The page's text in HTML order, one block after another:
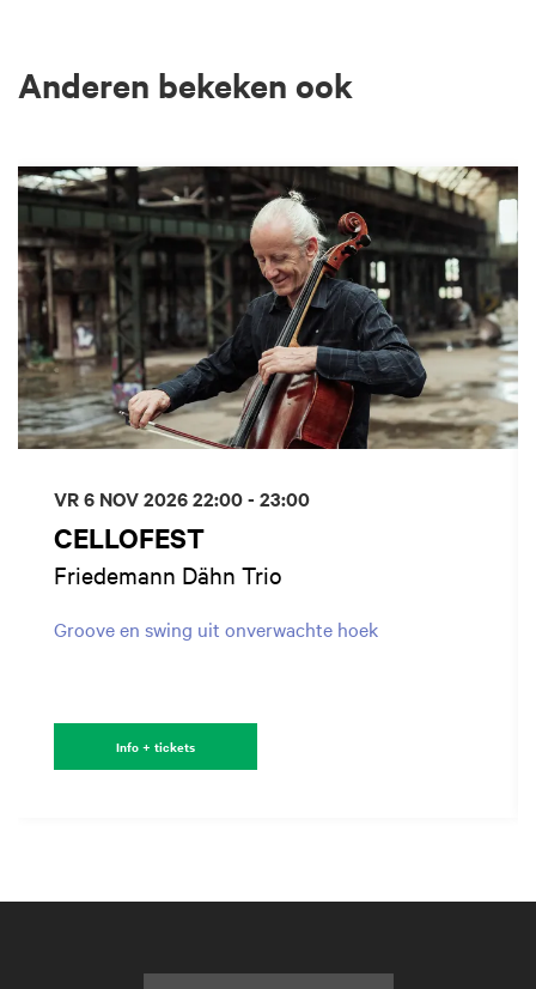
Anderen bekeken ook
CELLOFEST
Friedemann Dähn Trio
Groove en swing uit onverwachte hoek
VR 6 NOV 202622:00 - 23:00
Info + tickets